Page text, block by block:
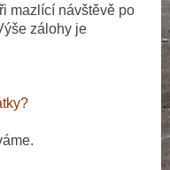
mazlící návštěvě po
zálohy je